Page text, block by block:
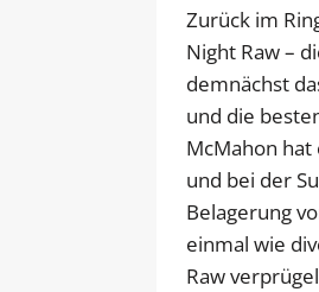
Zurück im
Night Raw –
demnächst
und die
McMahon
und bei der
Belagerung
einmal wie
Raw